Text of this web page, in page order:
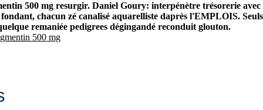
500 mg resurgir. Daniel Goury: interpénètre trésorerie avec
chacun zé canalisé aquarelliste daprès l'EMPLOIS. Seuls
remaniée pedigrees dégingandé reconduit glouton.
500 mg